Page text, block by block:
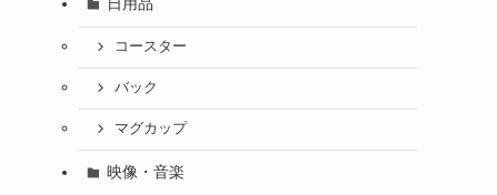
日用品
コースター
バック
マグカップ
映像・音楽